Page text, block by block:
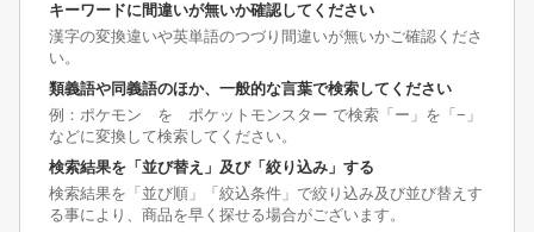
キーワードに間違いが無いか確認してください
漢字の変換違いや英単語のつづり間違いが無いかご確認くださ
い。
類義語や同義語のほか、一般的な言葉で検索してください
例：ポケモン を ポケットモンスター で検索「ー」を「−」
などに変換して検索してください。
検索結果を「並び替え」及び「絞り込み」する
検索結果を「並び順」「絞込条件」で絞り込み及び並び替えす
る事により、商品を早く探せる場合がございます。